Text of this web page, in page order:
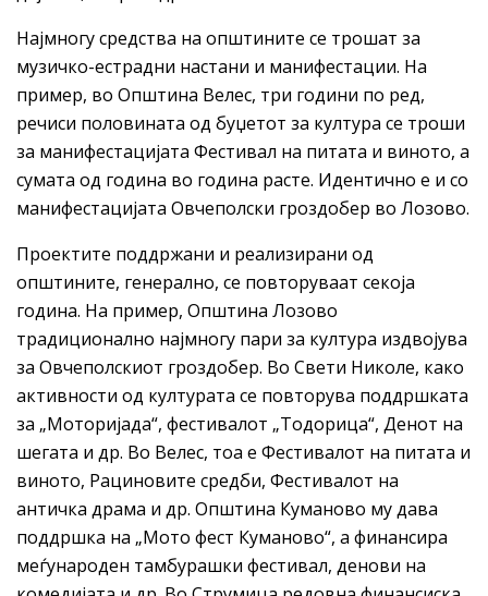
Најмногу средства на општините се трошат за
музичко-естрадни настани и манифестации. На
пример, во Општина Велес, три години по ред,
речиси половината од буџетот за култура се троши
за манифестацијата Фестивал на питата и виното, а
сумата од година во година расте. Идентично е и со
манифестацијата Овчеполски гроздобер во Лозово.
Проектите поддржани и реализирани од
општините, генерално, се повторуваат секоја
година. На пример, Општина Лозово
традиционално најмногу пари за култура издвојува
за Овчеполскиот гроздобер. Во Свети Николе, како
активности од културата се повторува поддршката
за „Моторијада“, фестивалот „Тодорица“, Денот на
шегата и др. Во Велес, тоа е Фестивалот на питата и
виното, Рациновите средби, Фестивалот на
античка драма и др. Општина Куманово му дава
поддршка на „Мото фест Куманово“, а финансира
меѓународен тамбурашки фестивал, денови на